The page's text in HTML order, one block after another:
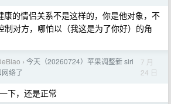
康的情侣关系不是这样的，你是他对象，不
制对方，哪怕以（我这是为了你好）的角
› 今天（20260724）苹果调整新 siri
络了
7 月
24 日
下，还是正常